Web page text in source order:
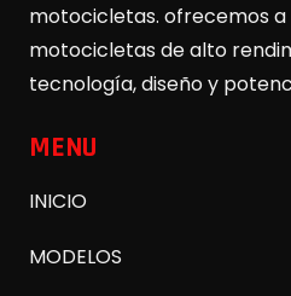
motocicletas. ofrecemos
motocicletas de alto
tecnología, diseño y
MENU
INICIO
MODELOS